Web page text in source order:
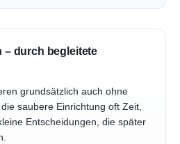
– durch begleitete
grundsätzlich auch ohne
saubere Einrichtung oft Zeit,
Entscheidungen, die später